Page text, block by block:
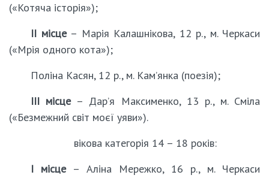
(«Котяча історія»);
ІІ місце– Марія Калашнікова, 12 р., м. Черкаси
(«Мрія одного кота»);
Поліна Касян, 12 р., м. Кам’янка (поезія);
ІІІ місце– Дар’я Максименко, 13 р., м. Сміла
(«Безмежний світ моєї уяви»).
вікова категорія 14 – 18 років:
І місце– Аліна Мережко, 16 р., м. Черкаси